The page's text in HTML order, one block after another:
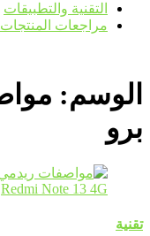
التقنية والتطبيقات
مراجعات المنتجات
الوسم:
برو
تقنية